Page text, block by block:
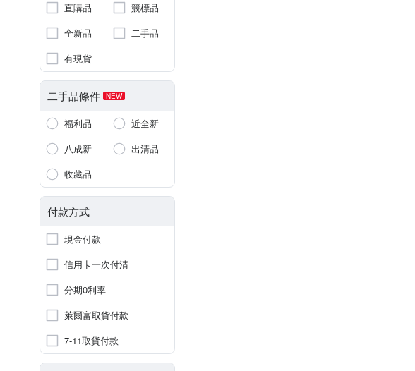
直購品
競標品
全新品
二手品
有現貨
二手品條件 NEW
福利品
近全新
八成新
出清品
收藏品
付款方式
現金付款
信用卡一次付清
分期0利率
萊爾富取貨付款
7-11取貨付款